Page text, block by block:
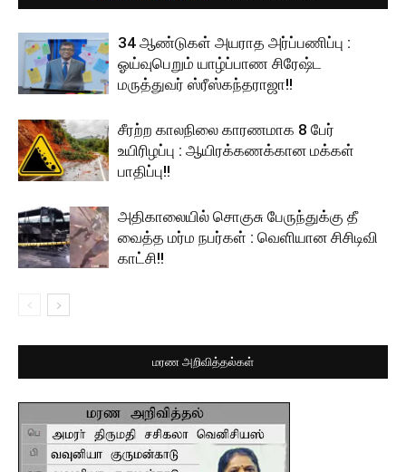
34 ஆண்டுகள் அயராத அர்ப்பணிப்பு :
ஓய்வுபெறும் யாழ்ப்பாண சிரேஷ்ட
மருத்துவர் ஸ்ரீஸ்கந்தராஜா!!
சீரற்ற காலநிலை காரணமாக 8 பேர்
உயிரிழப்பு : ஆயிரக்கணக்கான மக்கள்
பாதிப்பு!!
அதிகாலையில் சொகுசு பேருந்துக்கு தீ
வைத்த மர்ம நபர்கள் : வெளியான சிசிடிவி
காட்சி!!
மரண அறிவித்தல்கள்